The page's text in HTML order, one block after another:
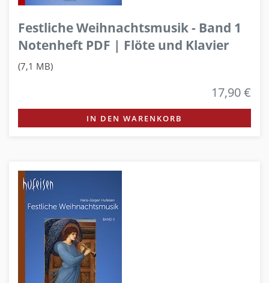
Festliche Weihnachtsmusik - Band 1
Notenheft PDF | Flöte und Klavier
(7,1 MB)
17,90 €
IN DEN WARENKORB